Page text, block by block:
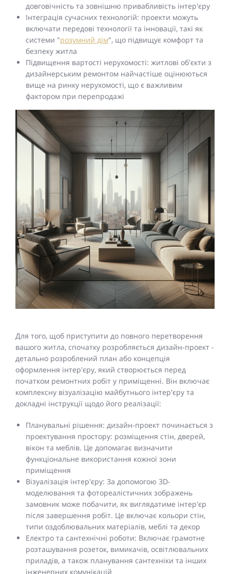
довговічність та зовнішню привабливість інтер'єру
Інтеграція сучасних технологій: проекти можуть
включати передові технології та інновації, такі як
системи "розумний дім", що підвищує комфорт та
безпеку житла
Підвищення вартості нерухомості: житлові об'єкти з
дизайнерським ремонтом найчастіше оцінюються
вище на ринку нерухомості, що є важливим
фактором при перепродажі
Для того, щоб приступити до повного перетворення
вашого житла, спочатку розробляється дизайн-проект -
детально розроблений план або концепція
оформлення інтер'єру, який створюється перед
початком ремонтних робіт у приміщенні. Він включає
комплексну візуалізацію майбутнього інтер'єру та
докладні інструкції щодо його реалізації:
Планувальні рішення: дизайн-проект починається з
проектування простору: розміщення стін, дверей,
вікон та меблів. Це допомагає визначити
функціональне використання кожної зони
приміщення
Візуалізація інтер'єру: За допомогою 3D-
моделювання та фотореалістичних зображень
замовник може побачити, як виглядатиме інтер'єр
після завершення робіт. Це включає кольори стін,
типи оздоблювальних матеріалів, меблі та декор
Електро та сантехнічні роботи: Включає грамотне
розташування розеток, вимикачів, освітлювальних
приладів, а також планування сантехніки та інших
інженерних комунікацій